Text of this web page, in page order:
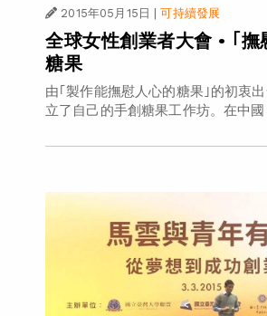
2015年05月15日 可持續發展
全球女性創業者大會 • ｢撫
糖果
由｢製作能撫慰人心的糖果｣的初衷
立了自己的手創糖果工作坊。在中